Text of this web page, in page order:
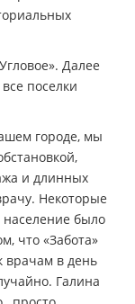
Далее
поселки
городе, мы
и длинных
Некоторые
население было
что «Забота»
врачам в день
Галина